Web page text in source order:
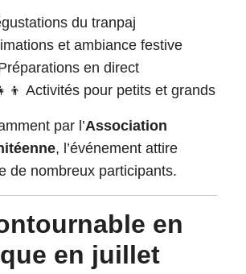
du tranpaj
et ambiance festive
en direct
Activités pour petits et grands
par l’Association
, l’événement attire
de nombreux participants.
en juillet